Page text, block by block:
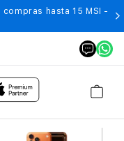
hasta 15 MSI -